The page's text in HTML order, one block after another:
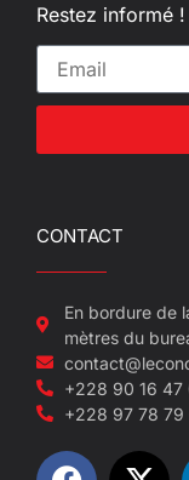
Restez informé !
CONTACT
En bordure de
mètres du
+228 90 16 47
+228 97 78 79